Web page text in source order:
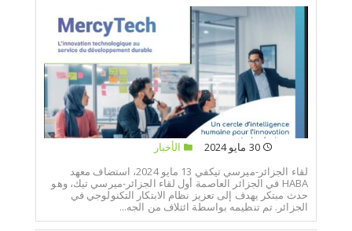
30 مايو 2024
الأخبار
لقاء الجزائر-ميرسي تيكفي 13 مايو 2024، استضاف معهد
HABA في الجزائر العاصمة أول لقاء الجزائر-ميرسي تيك، وهو
حدث مبتكر يهدف إلى تعزيز نظام الابتكار التكنولوجي في
الجزائر. تم تنظيمه بواسطة ائتلاف من الجه...